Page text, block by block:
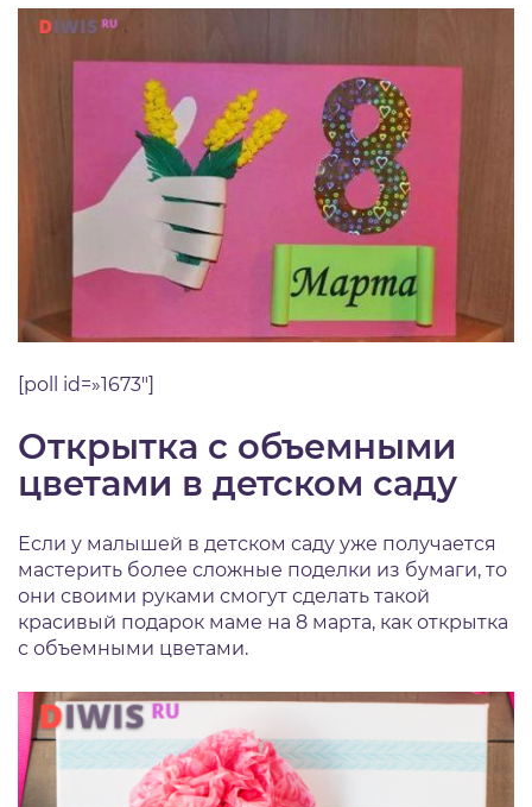
[poll id=»1673″]
Открытка с объемными
цветами в детском саду
Если у малышей в детском саду уже получается
мастерить более сложные поделки из бумаги, то
они своими руками смогут сделать такой
красивый подарок маме на 8 марта, как открытка
с объемными цветами.